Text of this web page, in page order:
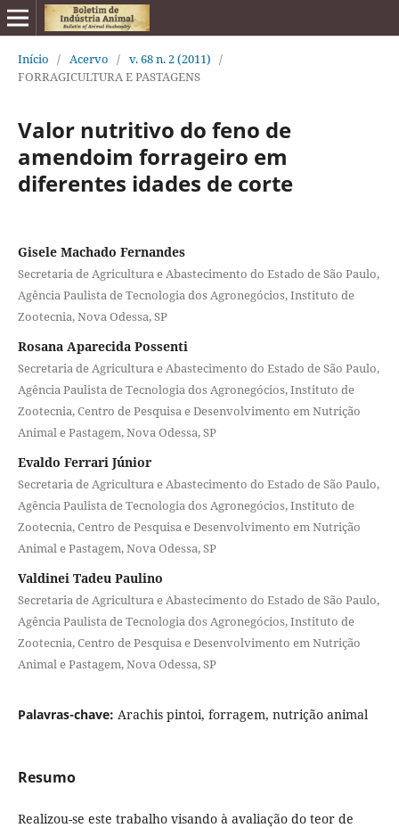
Início / Acervo / v. 68 n. 2 (2011) /
FORRAGICULTURA E PASTAGENS
Valor nutritivo do feno de
amendoim forrageiro em
diferentes idades de corte
Gisele Machado Fernandes
Secretaria de Agricultura e Abastecimento do Estado de São Paulo,
Agência Paulista de Tecnologia dos Agronegócios, Instituto de
Zootecnia, Nova Odessa, SP
Rosana Aparecida Possenti
Secretaria de Agricultura e Abastecimento do Estado de São Paulo,
Agência Paulista de Tecnologia dos Agronegócios, Instituto de
Zootecnia, Centro de Pesquisa e Desenvolvimento em Nutrição
Animal e Pastagem, Nova Odessa, SP
Evaldo Ferrari Júnior
Secretaria de Agricultura e Abastecimento do Estado de São Paulo,
Agência Paulista de Tecnologia dos Agronegócios, Instituto de
Zootecnia, Centro de Pesquisa e Desenvolvimento em Nutrição
Animal e Pastagem, Nova Odessa, SP
Valdinei Tadeu Paulino
Secretaria de Agricultura e Abastecimento do Estado de São Paulo,
Agência Paulista de Tecnologia dos Agronegócios, Instituto de
Zootecnia, Centro de Pesquisa e Desenvolvimento em Nutrição
Animal e Pastagem, Nova Odessa, SP
Palavras-chave: Arachis pintoi, forragem, nutrição animal
Resumo
Realizou-se este trabalho visando à avaliação do teor de